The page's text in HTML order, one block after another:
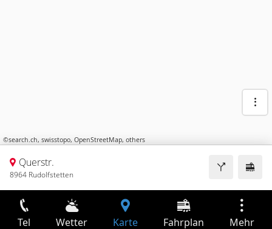
©search.ch, swisstopo, OpenStreetMap, others
Querstr.
8964 Rudolfstetten
Tel Wetter Karte Fahrplan Mehr